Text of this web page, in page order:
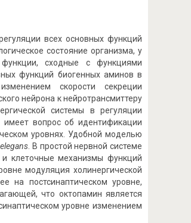
всех основных функций
состояние организма, у
сходные с функциями
функций биогенных аминов в
скорости секреции
нейрона к нейротрансмиттеру
системы в регуляции
вопрос об идентификации
уровнях. Удобной моделью
. В простой нервной системе
клеточные механизмы функций
модуляция холинергической
на постсинаптическом уровне,
что октопамин является
уровне изменением